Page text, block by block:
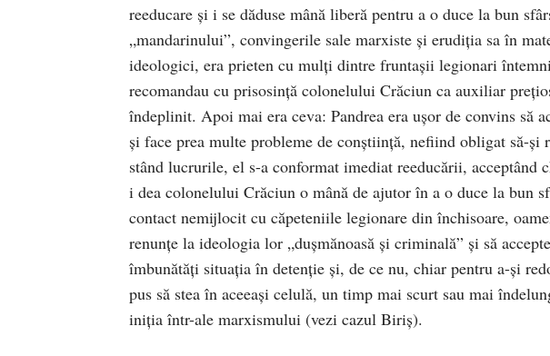
reeducare şi i se dăduse mână liberă pentru a o duce la bun
„mandarinului”, convingerile sale marxiste şi erudiţia sa în
ideologici, era prieten cu mulţi dintre fruntaşii legionari
recomandau cu prisosinţă colonelului Crăciun ca auxiliar
îndeplinit. Apoi mai era ceva: Pandrea era uşor de convins să
şi face prea multe probleme de conştiinţă, nefiind obligat să-
stând lucrurile, el s-a conformat imediat reeducării, acceptând
i dea colonelului Crăciun o mână de ajutor în a o duce la bun
contact nemijlocit cu căpeteniile legionare din închisoare,
renunţe la ideologia lor „duşmănoasă şi criminală” şi să
îmbunătăţi situaţia în detenţie şi, de ce nu, chiar pentru a-şi
pus să stea în aceeaşi celulă, un timp mai scurt sau mai
iniţia într-ale marxismului (vezi cazul Biriş).